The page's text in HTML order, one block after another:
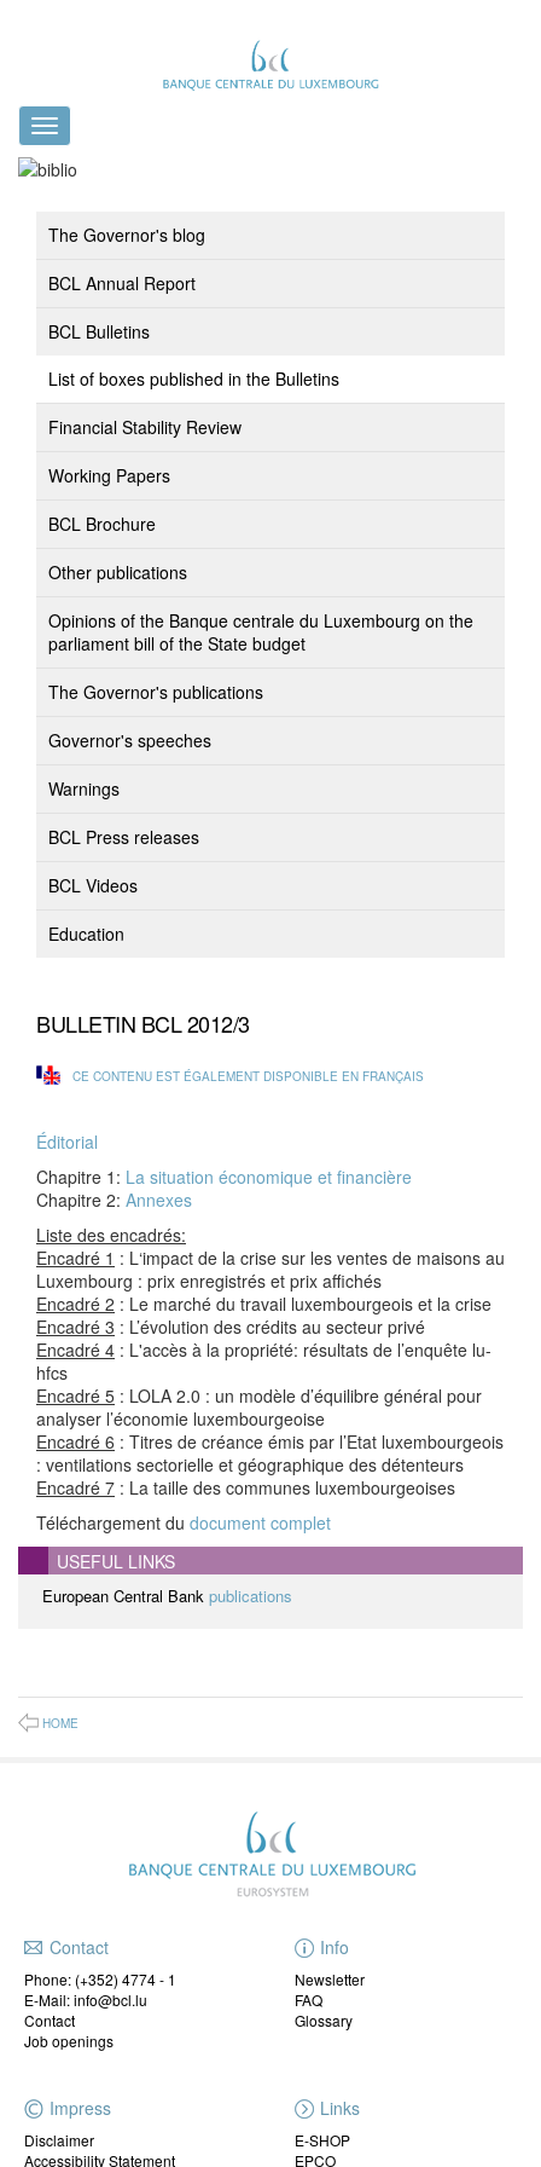
Toggle
navigation
The Governor's blog
BCL Annual Report
BCL Bulletins
List of boxes published in the Bulletins
Financial Stability Review
Working Papers
BCL Brochure
Other publications
Opinions of the Banque centrale du Luxembourg on the
parliament bill of the State budget
The Governor's publications
Governor's speeches
Warnings
BCL Press releases
BCL Videos
Education
BULLETIN BCL 2012/3
CE CONTENU EST ÉGALEMENT DISPONIBLE EN FRANÇAIS
Éditorial
Chapitre 1: La situation économique et financière
Chapitre 2: Annexes
Liste des encadrés:
Encadré 1 : L‘impact de la crise sur les ventes de maisons au
Luxembourg : prix enregistrés et prix affichés
Encadré 2 : Le marché du travail luxembourgeois et la crise
Encadré 3 : L’évolution des crédits au secteur privé
Encadré 4 : L'accès à la propriété: résultats de l’enquête lu-
hfcs
Encadré 5 : LOLA 2.0 : un modèle d’équilibre général pour
analyser l’économie luxembourgeoise
Encadré 6 : Titres de créance émis par l’Etat luxembourgeois
: ventilations sectorielle et géographique des détenteurs
Encadré 7 : La taille des communes luxembourgeoises
Téléchargement du document complet
USEFUL LINKS
European Central Bank publications
HOME
Contact
Phone: (+352) 4774 - 1
E-Mail: info@bcl.lu
Contact
Job openings
Info
Newsletter
FAQ
Glossary
Impress
Disclaimer
Accessibility Statement
Links
E-SHOP
EPCO